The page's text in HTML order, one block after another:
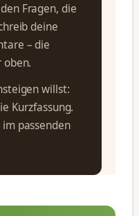
Fragen, die
deine
– die
oben.
willst:
Kurzfassung.
passenden